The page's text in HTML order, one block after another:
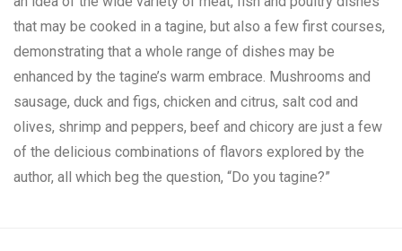
that may be cooked in a tagine, but also a few first courses,
demonstrating that a whole range of dishes may be
enhanced by the tagine’s warm embrace. Mushrooms and
sausage, duck and figs, chicken and citrus, salt cod and
olives, shrimp and peppers, beef and chicory are just a few
of the delicious combinations of flavors explored by the
author, all which beg the question, “Do you tagine?”